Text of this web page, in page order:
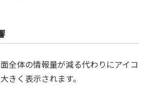
全体の情報量が減る代わりにアイコ
きく表示されます。